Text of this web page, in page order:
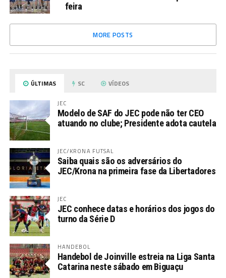
feira
MORE POSTS
ÚLTIMAS SC VÍDEOS
JEC
Modelo de SAF do JEC pode não ter CEO
atuando no clube; Presidente adota cautela
JEC/KRONA FUTSAL
Saiba quais são os adversários do
JEC/Krona na primeira fase da Libertadores
JEC
JEC conhece datas e horários dos jogos do
turno da Série D
HANDEBOL
Handebol de Joinville estreia na Liga Santa
Catarina neste sábado em Biguaçu